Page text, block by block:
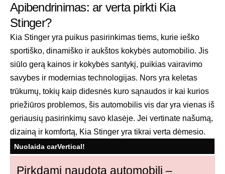
Apibendrinimas: ar verta pirkti Kia
Stinger?
Kia Stinger yra puikus pasirinkimas tiems, kurie ieško
sportiško, dinamiško ir aukštos kokybės automobilio. Jis
siūlo gerą kainos ir kokybės santykį, puikias vairavimo
savybes ir modernias technologijas. Nors yra keletas
trūkumų, tokių kaip didesnės kuro sąnaudos ir kai kurios
priežiūros problemos, šis automobilis vis dar yra vienas iš
geriausių pasirinkimų savo klasėje. Jei vertinate našumą,
dizainą ir komfortą, Kia Stinger yra tikrai verta dėmesio.
Nuolaida carVertical!
Pirkdami naudotą automobilį –